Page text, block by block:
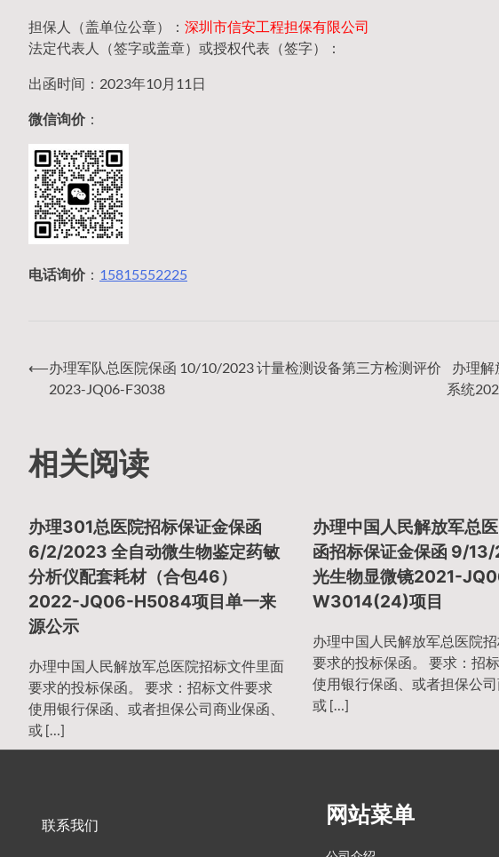
担保人（盖单位公章）： 深圳市信安工程担保有限公司
法定代表人（签字或盖章）或授权代表（签字）：
出函时间：2023年10月11日
微信询价：
电话询价： 15815552225
文
章
导
航
⟵办理军队总医院保函 10/10/2023 计量检测设备第三方检测评价
2023-JQ06-F3038
办理解
系统
相关阅读
办理301总医院招标保证金保函
6/2/2023 全自动微生物鉴定药敏
分析仪配套耗材（合包46）
2022-JQ06-H5084项目单一来
源公示
办理中国人民解放军总医院招标文件里面
要求的投标保函。 要求：招标文件要求
使用银行保函、或者担保公司商业保函、
或 […]
办理中国人民解放军总
函招标保证金保函 9/
光生物显微镜2021-
W3014(24)项目
办理中国人民解放军总医院
要求的投标保函。 要求：招
使用银行保函、或者担保公司
或 […]
联系我们 网站菜单